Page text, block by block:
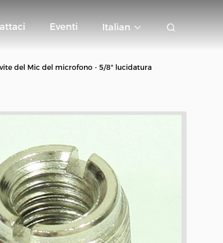
Eventi Italian
del Mic del microfono - 5/8" lucidatura